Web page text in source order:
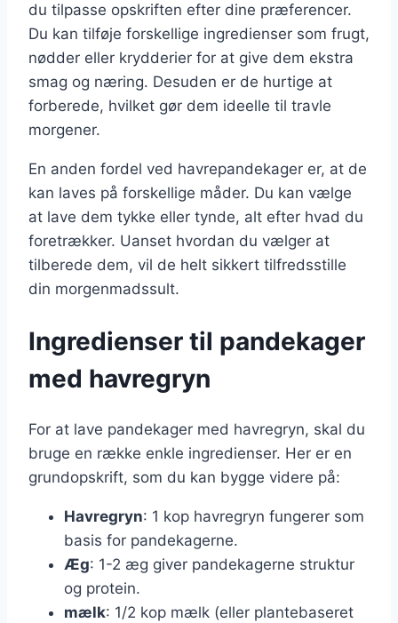
du tilpasse opskriften efter dine præferencer.
Du kan tilføje forskellige ingredienser som frugt,
nødder eller krydderier for at give dem ekstra
smag og næring. Desuden er de hurtige at
forberede, hvilket gør dem ideelle til travle
morgener.
En anden fordel ved havrepandekager er, at de
kan laves på forskellige måder. Du kan vælge
at lave dem tykke eller tynde, alt efter hvad du
foretrækker. Uanset hvordan du vælger at
tilberede dem, vil de helt sikkert tilfredsstille
din morgenmadssult.
Ingredienser til pandekager
med havregryn
For at lave pandekager med havregryn, skal du
bruge en række enkle ingredienser. Her er en
grundopskrift, som du kan bygge videre på:
Havregryn: 1 kop havregryn fungerer som
basis for pandekagerne.
Æg: 1-2 æg giver pandekagerne struktur
og protein.
mælk: 1/2 kop mælk (eller plantebaseret